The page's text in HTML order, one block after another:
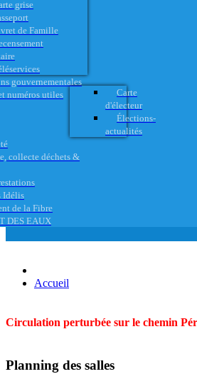
grise
de Famille
gouvernementales
numéros utiles
Carte
d'électeur
Élections-
actualités
collecte déchets &
Idélis
de la Fibre
DES EAUX
Accueil
Circulation perturbée sur le chemin
Planning des salles